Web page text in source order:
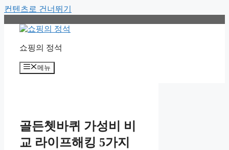
컨텐츠로 건너뛰기
쇼핑의 정석
메뉴
골든쳇바퀴 가성비 비
교 라이프해킹 5가지